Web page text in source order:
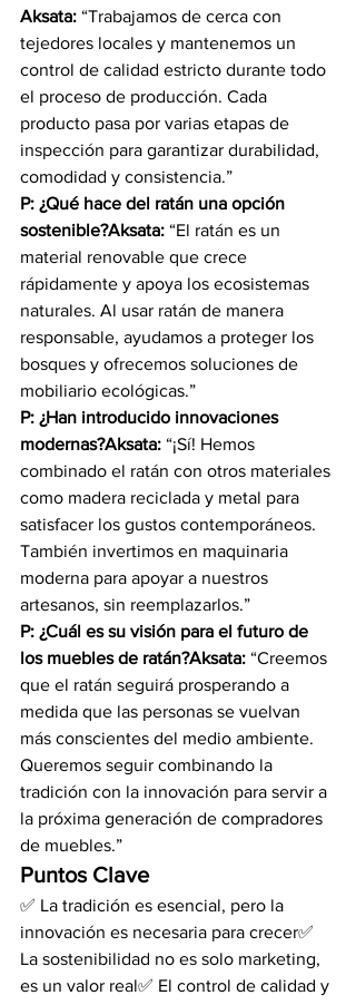
Aksata: “Trabajamos de cerca con
tejedores locales y mantenemos un
control de calidad estricto durante todo
el proceso de producción. Cada
producto pasa por varias etapas de
inspección para garantizar durabilidad,
comodidad y consistencia.”
P: ¿Qué hace del ratán una opción
sostenible?Aksata: “El ratán es un
material renovable que crece
rápidamente y apoya los ecosistemas
naturales. Al usar ratán de manera
responsable, ayudamos a proteger los
bosques y ofrecemos soluciones de
mobiliario ecológicas.”
P: ¿Han introducido innovaciones
modernas?Aksata: “¡Sí! Hemos
combinado el ratán con otros materiales
como madera reciclada y metal para
satisfacer los gustos contemporáneos.
También invertimos en maquinaria
moderna para apoyar a nuestros
artesanos, sin reemplazarlos.”
P: ¿Cuál es su visión para el futuro de
los muebles de ratán?Aksata: “Creemos
que el ratán seguirá prosperando a
medida que las personas se vuelvan
más conscientes del medio ambiente.
Queremos seguir combinando la
tradición con la innovación para servir a
la próxima generación de compradores
de muebles.”
Puntos Clave
✅ La tradición es esencial, pero la
innovación es necesaria para crecer✅
La sostenibilidad no es solo marketing,
es un valor real✅ El control de calidad y